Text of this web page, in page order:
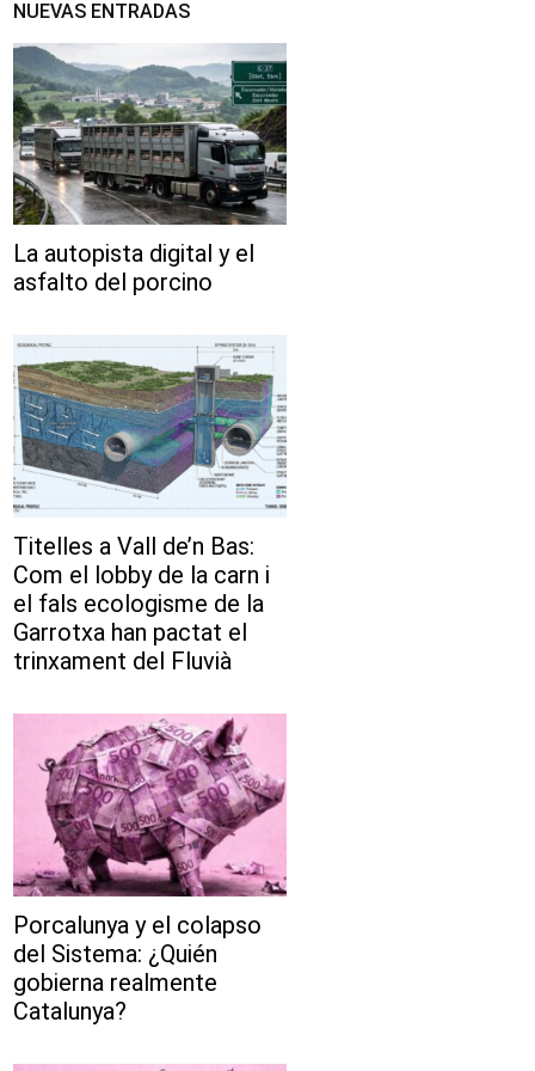
NUEVAS ENTRADAS
La autopista digital y el
asfalto del porcino
Titelles a Vall de’n Bas:
Com el lobby de la carn i
el fals ecologisme de la
Garrotxa han pactat el
trinxament del Fluvià
Porcalunya y el colapso
del Sistema: ¿Quién
gobierna realmente
Catalunya?